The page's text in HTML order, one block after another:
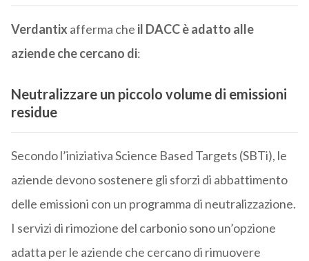
Verdantixafferma che il DACC è adatto alle
aziende che cercano di:
Neutralizzare un piccolo volume di emissioni
residue
Secondo l’iniziativa Science Based Targets (SBTi), le
aziende devono sostenere gli sforzi di abbattimento
delle emissioni con un programma di neutralizzazione.
I servizi di rimozione del carbonio sono un’opzione
adatta per le aziende che cercano di rimuovere